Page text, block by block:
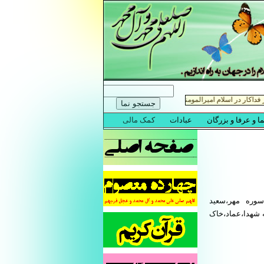
مهر،سعید
شهدا،عماد،خاک